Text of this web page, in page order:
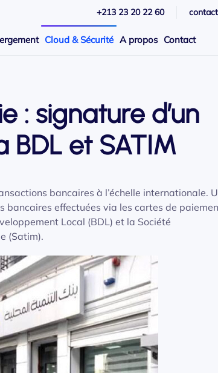
+213 23 20 22 60
Cloud & Sécurité A propos Contact
: signature d’un
et SATIM
bancaires à l’échelle internationale.
effectuées via les cartes de
Local (BDL) et la Société
(Satim).